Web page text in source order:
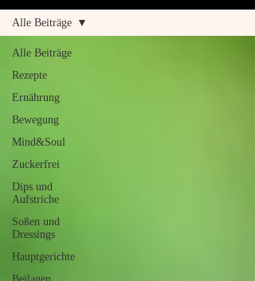
Alle Beiträge
Rezepte
Ernährung
Bewegung
Mind&Soul
Zuckerfrei
Dips und
Aufstriche
Soßen und
Dressings
Hauptgerichte
Alle Beiträge